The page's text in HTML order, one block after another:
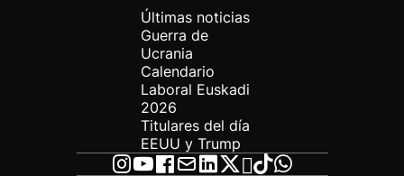
Últimas noticias
Guerra de
Ucrania
Calendario
Laboral Euskadi
2026
Titulares del día
EEUU y Trump